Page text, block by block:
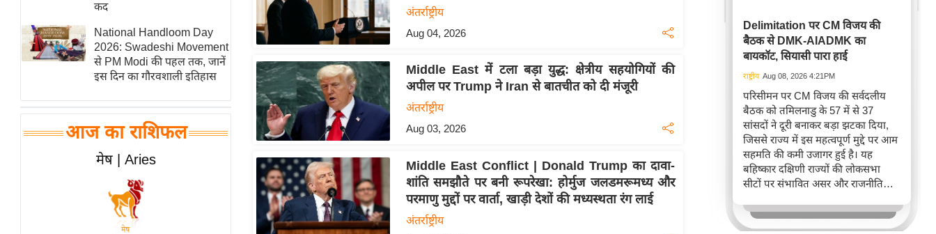
यंग इंडिया
साहित्य जगत
ऑटो वर्ल्ड
न्यूज ब्रीफ
बॉलीवुड
हॉलीवुड
फिल्म समीक्षा
लाइफस्टाइल
कद
National Handloom Day
2026: Swadeshi Movement
से PM Modi की पहल तक, जानें
इस दिन का गौरवशाली इतिहास
आज का राशिफल
मेष | Aries
अंतर्राष्ट्रीय
Aug 04, 2026
Middle East में टला बड़ा युद्ध: क्षेत्रीय सहयोगियों की
अपील पर Trump ने Iran से बातचीत को दी मंजूरी
अंतर्राष्ट्रीय
Aug 03, 2026
Middle East Conflict | Donald Trump का दावा-
शांति समझौते पर बनी रूपरेखा: होर्मुज जलडमरूमध्य और
परमाणु मुद्दों पर वार्ता, खाड़ी देशों की मध्यस्थता रंग लाई
अंतर्राष्ट्रीय
Delimitation पर CM विजय की
बैठक से DMK-AIADMK का
बायकॉट, सियासी पारा हाई
राष्ट्रीय Aug 08, 2026 4:21PM
परिसीमन पर CM विजय की सर्वदलीय
बैठक को तमिलनाडु के 57 में से 37
सांसदों ने दूरी बनाकर बड़ा झटका दिया,
जिससे राज्य में इस महत्वपूर्ण मुद्दे पर आम
सहमति की कमी उजागर हुई है। यह
बहिष्कार दक्षिणी राज्यों की लोकसभा
सीटों पर संभावित असर और राजनीतिक
और AIADMK के अनुपस्थित रहने से
मुख्यमंत्री की पहल कमजोर पड़ी।